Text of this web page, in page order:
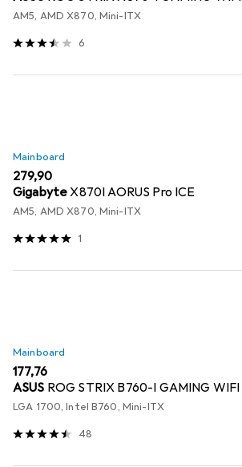
AM5, AMD X870, Mini-ITX
6
Mainboard
EUR
279,90
GigabyteX870I AORUS Pro ICE
AM5, AMD X870, Mini-ITX
1
Mainboard
EUR
177,76
ASUS ROG STRIX B760-I GAMING WIFI
LGA 1700, Intel B760, Mini-ITX
48